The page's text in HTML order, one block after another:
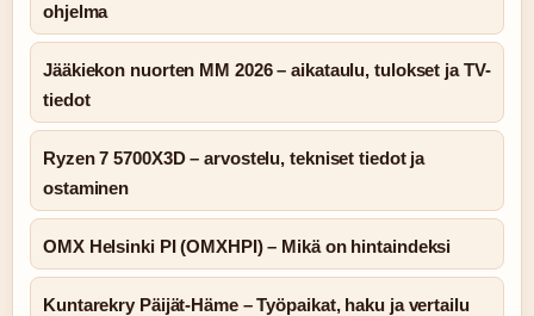
ohjelma
Jääkiekon nuorten MM 2026 – aikataulu, tulokset ja TV-
tiedot
Ryzen 7 5700X3D – arvostelu, tekniset tiedot ja
ostaminen
OMX Helsinki PI (OMXHPI) – Mikä on hintaindeksi
Kuntarekry Päijät-Häme – Työpaikat, haku ja vertailu